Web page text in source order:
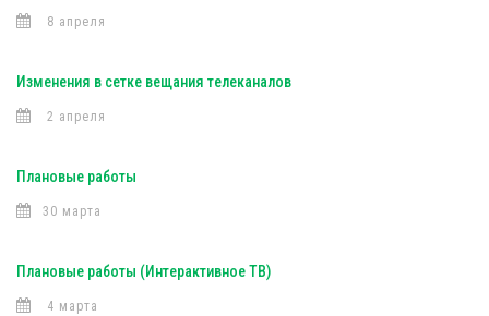
8 апреля
Изменения в сетке вещания телеканалов
2 апреля
Плановые работы
30 марта
Плановые работы (Интерактивное ТВ)
4 марта